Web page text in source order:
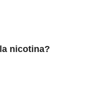
nicotina?